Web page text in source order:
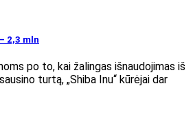
2,3 mln
po to, kai žalingas išnaudojimas iš
turtą, „Shiba Inu“ kūrėjai dar